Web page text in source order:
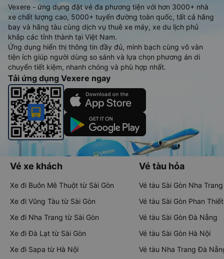
Vexere - ứng dụng đặt vé đa phương tiện với hơn 3000+ nhà
xe chất lượng cao, 5000+ tuyến đường toàn quốc, tất cả hãng
bay và hãng tàu cùng dịch vụ thuê xe máy, xe du lịch phủ
khắp các tỉnh thành tại Việt Nam.
Ứng dụng hiển thị thông tin đầy đủ, minh bạch cùng vô vàn
tiện ích giúp người dùng so sánh và lựa chọn phương án di
chuyển tiết kiệm, nhanh chóng và phù hợp nhất.
Tải ứng dụng Vexere ngay
Vé xe khách
Xe đi Buôn Mê Thuột từ Sài Gòn
Xe đi Vũng Tàu từ Sài Gòn
Xe đi Nha Trang từ Sài Gòn
Xe đi Đà Lạt từ Sài Gòn
Xe đi Sapa từ Hà Nội
Vé tàu hỏa
Vé tàu Sài Gòn Nha Trang
Vé tàu Sài Gòn Phan Thiết
Vé tàu Sài Gòn Đà Nẵng
Vé tàu Sài Gòn Hà Nội
Vé tàu Nha Trang Đà